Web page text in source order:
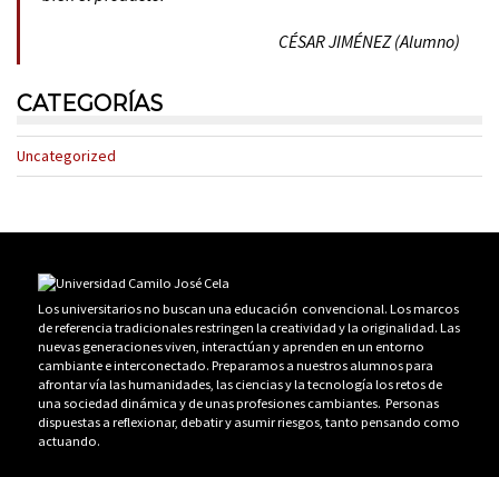
CÉSAR JIMÉNEZ (Alumno)
CATEGORÍAS
Uncategorized
Los universitarios no buscan una educación convencional. Los marcos
de referencia tradicionales restringen la creatividad y la originalidad. Las
nuevas generaciones viven, interactúan y aprenden en un entorno
cambiante e interconectado. Preparamos a nuestros alumnos para
afrontar vía las humanidades, las ciencias y la tecnología los retos de
una sociedad dinámica y de unas profesiones cambiantes. Personas
dispuestas a reflexionar, debatir y asumir riesgos, tanto pensando como
actuando.